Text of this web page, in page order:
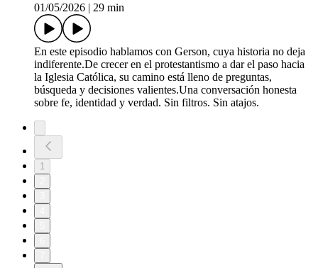
01/05/2026
29 min
En este episodio hablamos con Gerson, cuya historia no deja
indiferente.De crecer en el protestantismo a dar el paso hacia
la Iglesia Católica, su camino está lleno de preguntas,
búsqueda y decisiones valientes.Una conversación honesta
sobre fe, identidad y verdad. Sin filtros. Sin atajos.
1